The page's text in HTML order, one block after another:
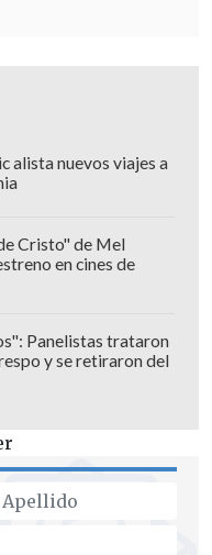
alista nuevos viajes a
Cristo" de Mel
en cines de
Panelistas trataron
y se retiraron del